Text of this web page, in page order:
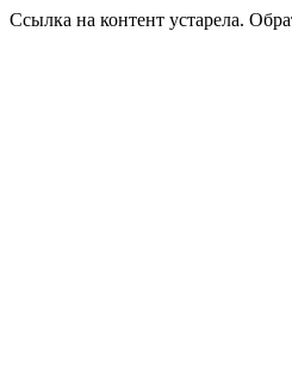
Ссылка на контент устарела.